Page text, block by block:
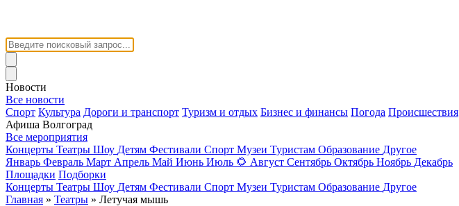
Новости
Все новости
Спорт Культура Дороги и транспорт Туризм и отдых Бизнес и финансы Погода Происшествия
Афиша Волгоград
Все мероприятия
Концерты Театры Шоу Детям Фестивали Спорт Музеи Туристам Образование Другое
Январь Февраль Март Апрель Май Июнь Июль 🌻 Август Сентябрь Октябрь Ноябрь Декабрь
Площадки Подборки
Концерты Театры Шоу Детям Фестивали Спорт Музеи Туристам Образование Другое
Главная » Театры » Летучая мышь